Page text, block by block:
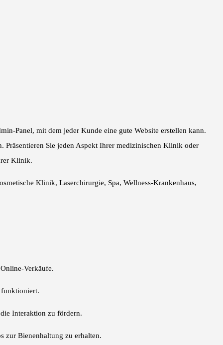
Panel, mit dem jeder Kunde eine gute Website erstellen kann.
Präsentieren Sie jeden Aspekt Ihrer medizinischen Klinik oder
Klinik.
Klinik, Laserchirurgie, Spa, Wellness-Krankenhaus,
Verkäufe.
funktioniert.
Interaktion zu fördern.
zur Bienenhaltung zu erhalten.